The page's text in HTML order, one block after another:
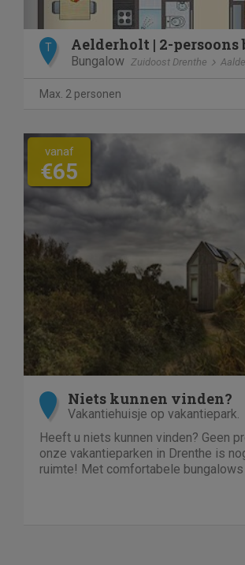
T
Bungalow Zuidoost Drenthe
Max. 2 personen
vanaf
€65
Niets kunnen vinden?
Vakantiehuisje op vakantiepark.
Heeft u niets kunnen vinden? Geen
onze vakantieparken in Drenthe is
ruimte! Met comfortabele bungalows